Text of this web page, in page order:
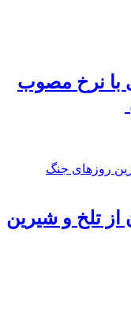
با نرخ مصوب
تلخ‌ و شیرین‌